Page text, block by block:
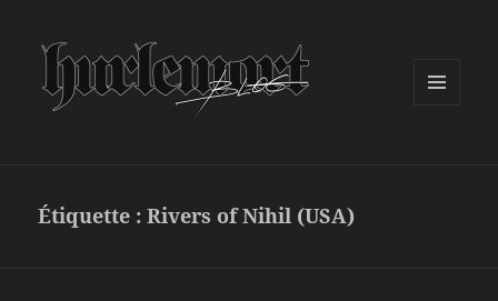
Étiquette :Rivers of Nihil (USA)